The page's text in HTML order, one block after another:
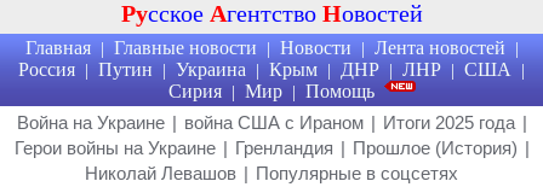
Русское Агентство Новостей
Главная | Главные новости | Новости | Лента новостей |
Россия | Путин | Украина | Крым | ДНР | ЛНР | США |
Сирия | Мир | Помощь
Война на Украине | война США с Ираном | Итоги 2025 года |
Герои войны на Украине | Гренландия | Прошлое (История) |
Николай Левашов | Популярные в соцсетях